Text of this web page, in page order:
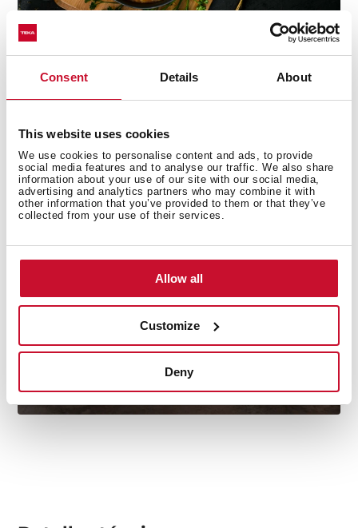
Consent Details About
This website uses cookies
We use cookies to personalise content and ads, to provide
social media features and to analyse our traffic. We also share
information about your use of our site with our social media,
advertising and analytics partners who may combine it with
other information that you’ve provided to them or that they’ve
collected from your use of their services.
Allow all
Customize
Deny
día
¿Necesitas inspiración a la hora de cocinar? Descubre
nuestras colecciones de recetas y atrévete a probarlas.
+ Ver recetas